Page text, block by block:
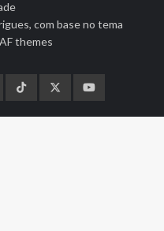
, com base no tema
AF themes